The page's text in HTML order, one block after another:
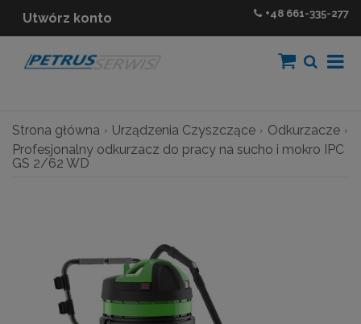
Utwórz konto +48 661-335-277
Strona główna Urządzenia Czyszczące
Odkurzacze
Profesjonalny odkurzacz do pracy na sucho i mokro IPC
GS 2/62 WD